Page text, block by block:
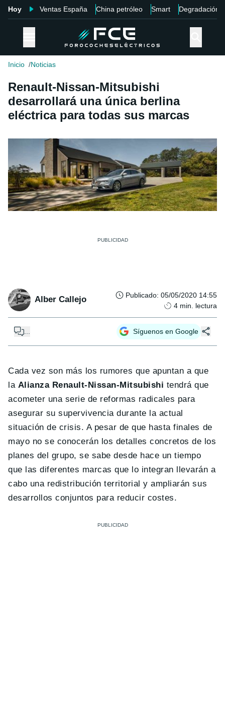
Hoy Ventas España China petróleo Smart Degradación
Inicio Noticias
Renault-Nissan-Mitsubishi
desarrollará una única berlina
eléctrica para todas sus marcas
Alber Callejo Publicado: 05/05/2020 14:55
4 min. lectura
Síguenos en Google
Cada vez son más los rumores que apuntan a que
la Alianza Renault-Nissan-Mitsubishi tendrá que
acometer una serie de reformas radicales para
asegurar su supervivencia durante la actual
situación de crisis. A pesar de que hasta finales de
mayo no se conocerán los detalles concretos de los
planes del grupo, se sabe desde hace un tiempo
que las diferentes marcas que lo integran llevarán a
cabo una redistribución territorial y ampliarán sus
desarrollos conjuntos para reducir costes.